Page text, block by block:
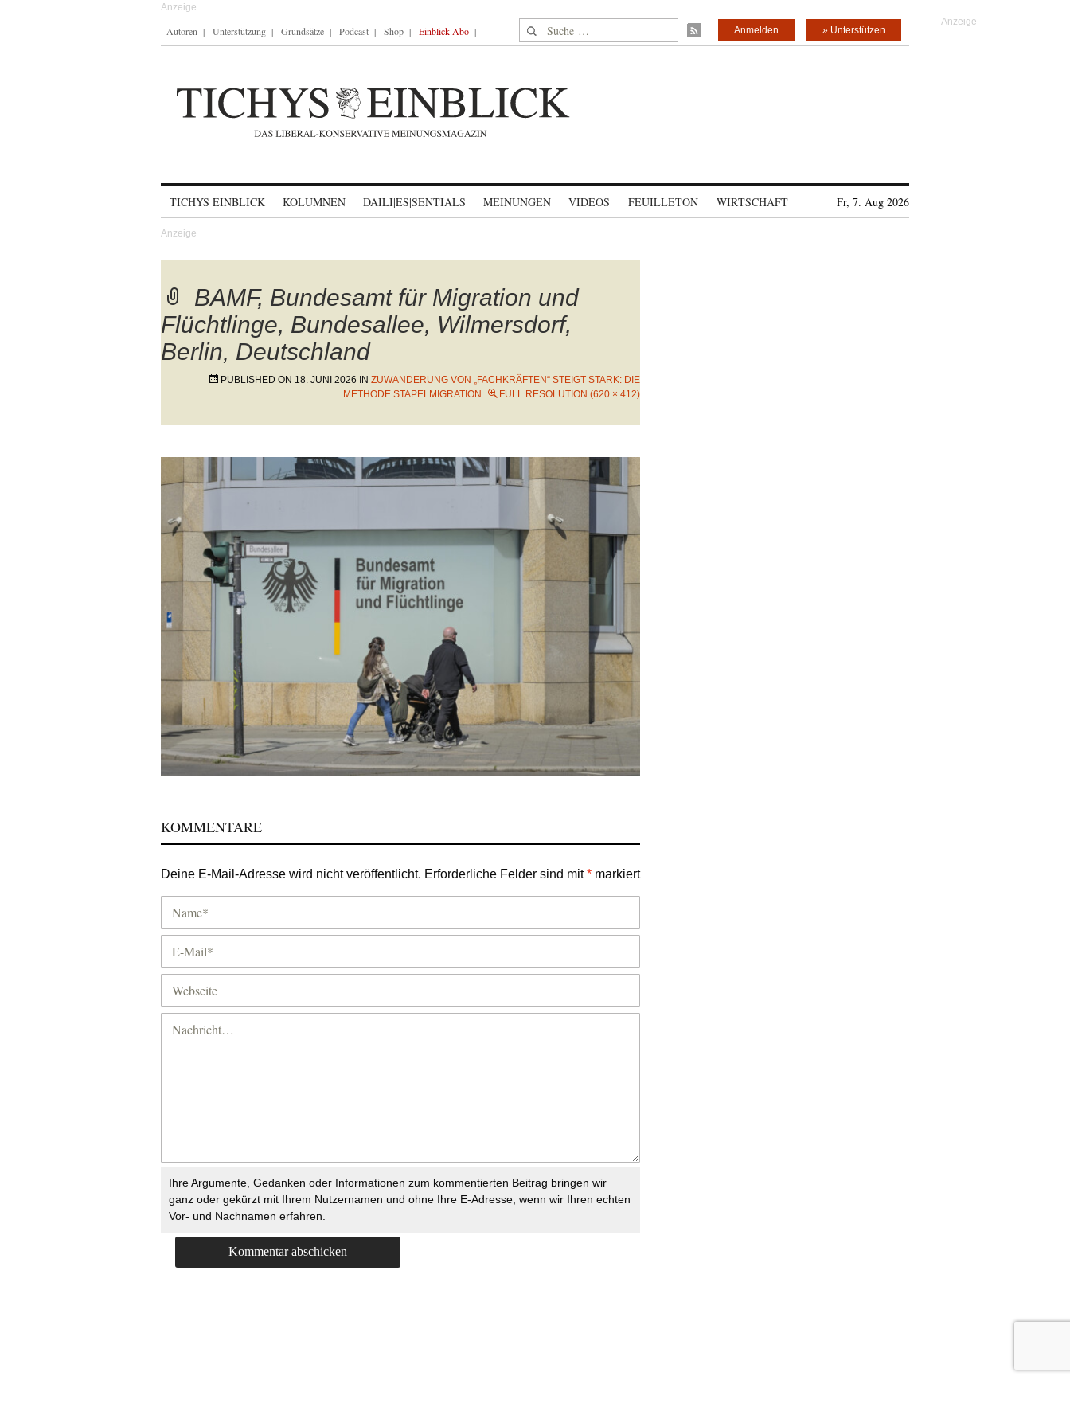
Autoren Unterstützung Grundsätze Podcast Shop Einblick-Abo Suche nach: » Unterstützen
Anmelden
TICHYS EINBLICK KOLUMNEN DAILI|ES|SENTIALS MEINUNGEN VIDEOS FEUILLETON WIRTSCHAFT Fr, 7. Aug 2026
BAMF, Bundesamt für Migration und
Flüchtlinge, Bundesallee, Wilmersdorf,
Berlin, Deutschland
PUBLISHED ON 18. JUNI 2026 IN ZUWANDERUNG VON „FACHKRÄFTEN“ STEIGT STARK: DIE
METHODE STAPELMIGRATION
FULL RESOLUTION (620 × 412)
KOMMENTARE
Deine E-Mail-Adresse wird nicht veröffentlicht. Erforderliche Felder sind mit* markiert
Ihre Argumente, Gedanken oder Informationen zum kommentierten Beitrag bringen wir
ganz oder gekürzt mit Ihrem Nutzernamen und ohne Ihre E-Adresse, wenn wir Ihren echten
Vor- und Nachnamen erfahren.